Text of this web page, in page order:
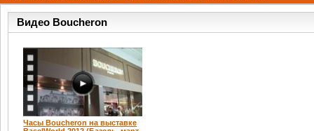
Видео Boucheron
Часы Boucheron на выставке